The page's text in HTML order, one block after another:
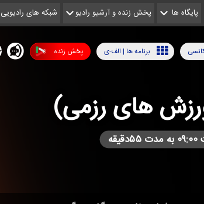
پایگاه ها پخش زنده و آرشیو رادیو شبکه های رادیویی
پخش زنده برنامه ها | الف-ی
های رزمی)